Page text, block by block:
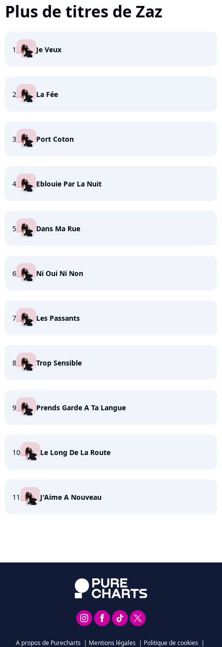
Plus de titres de Zaz
1 Je Veux
2 La Fée
3 Port Coton
4 Eblouie Par La Nuit
5 Dans Ma Rue
6 Ni Oui Ni Non
7 Les Passants
8 Trop Sensible
9 Prends Garde A Ta Langue
10 Le Long De La Route
11 J'Aime A Nouveau
A propos de Purecharts | Mentions légales | Politique de cookies |